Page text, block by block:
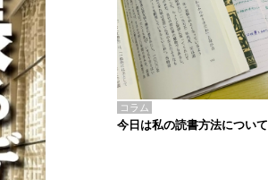
コラム
今日は私の読書方法について